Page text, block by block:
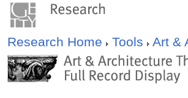
Research Home Tools Art &